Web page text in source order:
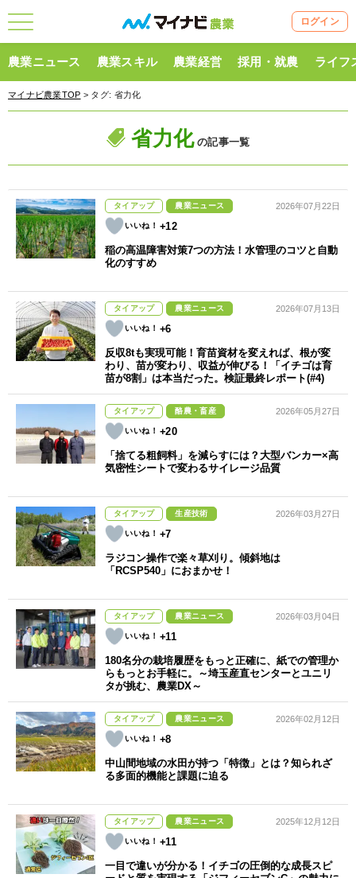
ログイン
農業ニュース 農業スキル 農業経営 採用・就農 ライフ
マイナビ農業TOP > タグ: 省力化
省力化 の記事一覧
タイアップ 農業ニュース
+12
2026年07月22日
稲の高温障害対策7つの方法！水管理のコツと自動
化のすすめ
タイアップ 農業ニュース
+6
2026年07月13日
反収8tも実現可能！育苗資材を変えれば、根が変
わり、苗が変わり、収益が伸びる！「イチゴは育
苗が8割」は本当だった。検証最終レポート(#4)
タイアップ 酪農・畜産
+20
2026年05月27日
「捨てる粗飼料」を減らすには？大型バンカー×高
気密性シートで変わるサイレージ品質
タイアップ 生産技術
+7
2026年03月27日
ラジコン操作で楽々草刈り。傾斜地は
「RCSP540」におまかせ！
タイアップ 農業ニュース
+11
2026年03月04日
180名分の栽培履歴をもっと正確に、紙での管理か
らもっとお手軽に。～埼玉産直センターとユニリ
タが挑む、農業DX～
タイアップ 農業ニュース
+8
2026年02月12日
中山間地域の水田が持つ「特徴」とは？知られざ
る多面的機能と課題に迫る
タイアップ 農業ニュース
+11
2025年12月12日
一目で違いが分かる！イチゴの圧倒的な成長スピ